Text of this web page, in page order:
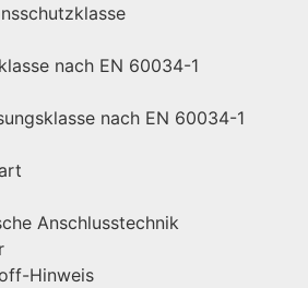
nach EN 60034-1
nach EN 60034-1
Anschlusstechnik
Hinweis